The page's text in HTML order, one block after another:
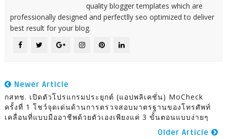
quality blogger templates which are
professionally designed and perfectlly seo optimized to deliver
best result for your blog.
Newer Article
กสทช. เปิดตัวโปรแกรมประยุกต์ (แอปพลิเคชั่น) MoCheck
ครั้งที่ 1 โชว์จุดเด่นด้านการตรวจสอบมาตรฐานของโทรศัพท์
เคลื่อนที่แบบมืออาชีพด้วยตัวเองเพียงแค่ 3 ขั้นตอนแบบง่ายๆ
Older Article